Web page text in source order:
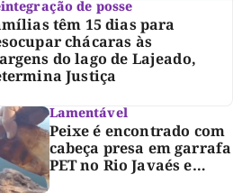
de posse
têm 15 dias para
chácaras às
do lago de Lajeado,
Justiça
Lamentável
Peixe é encontrado com
cabeça presa em garrafa
PET no Rio Javaés e
vídeo alerta para